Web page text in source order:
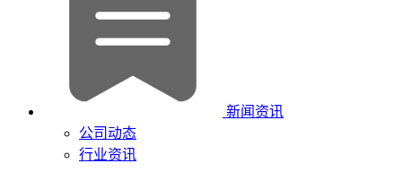
新闻资讯
公司动态
行业资讯